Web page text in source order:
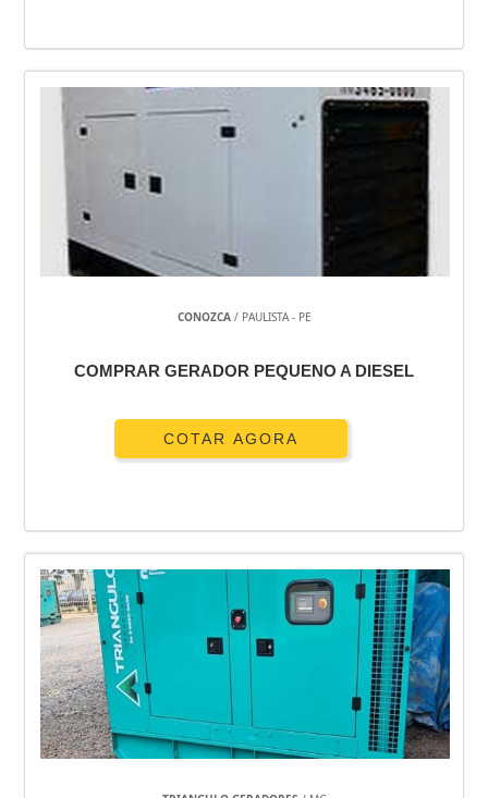
CONOZCA/ PAULISTA - PE
COMPRAR GERADOR PEQUENO A DIESEL
COTAR AGORA